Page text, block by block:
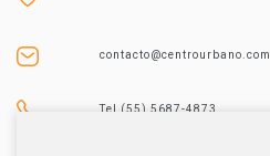
contacto@centrourbano.com
Tel (55) 5687-4873